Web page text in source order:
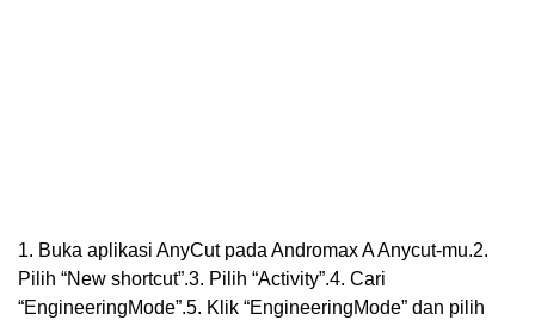
1. Buka aplikasi AnyCut pada Andromax A Anycut-mu.2.
Pilih “New shortcut”.3. Pilih “Activity”.4. Cari
“EngineeringMode”.5. Klik “EngineeringMode” dan pilih